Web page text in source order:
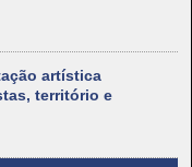
artística
território e